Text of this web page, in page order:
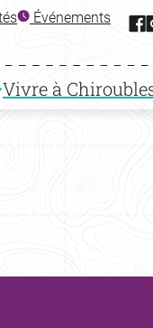
Événements
Vivre à